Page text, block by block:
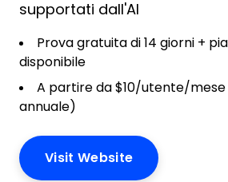
supportati dall'AI
Prova gratuita di 14 giorni +
disponibile
A partire da $10/utente/
annuale)
Visit Website